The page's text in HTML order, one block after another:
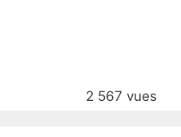
2 567 vues